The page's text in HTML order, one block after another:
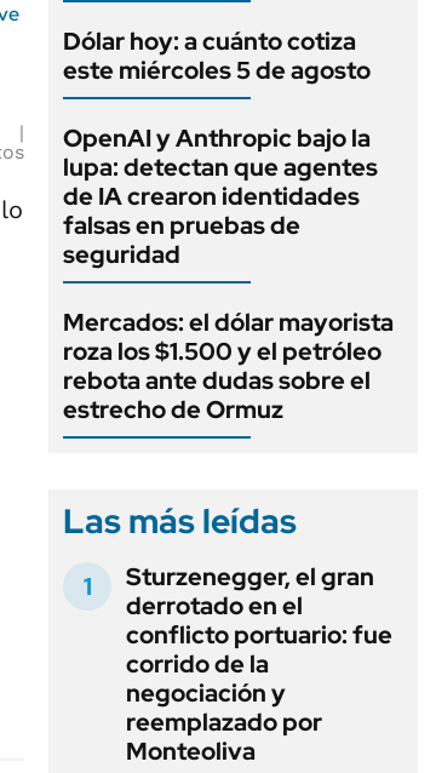
Dólar hoy: a cuánto cotiza
este miércoles 5 de agosto
OpenAI y Anthropic bajo la
lupa: detectan que agentes
de IA crearon identidades
falsas en pruebas de
seguridad
Mercados: el dólar mayorista
roza los $1.500 y el petróleo
rebota ante dudas sobre el
estrecho de Ormuz
Las más leídas
Sturzenegger, el gran
derrotado en el
conflicto portuario: fue
corrido de la
negociación y
reemplazado por
Monteoliva